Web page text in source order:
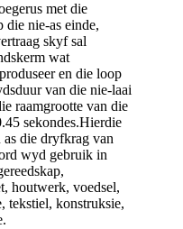
met die
die nie-as einde,
skyf sal
wat
en die loop
van die nie-laai
raamgrootte van die
sekondes.Hierdie
die dryfkrag van
wyd gebruik in
houtwerk, voedsel,
tekstiel, konstruksie,